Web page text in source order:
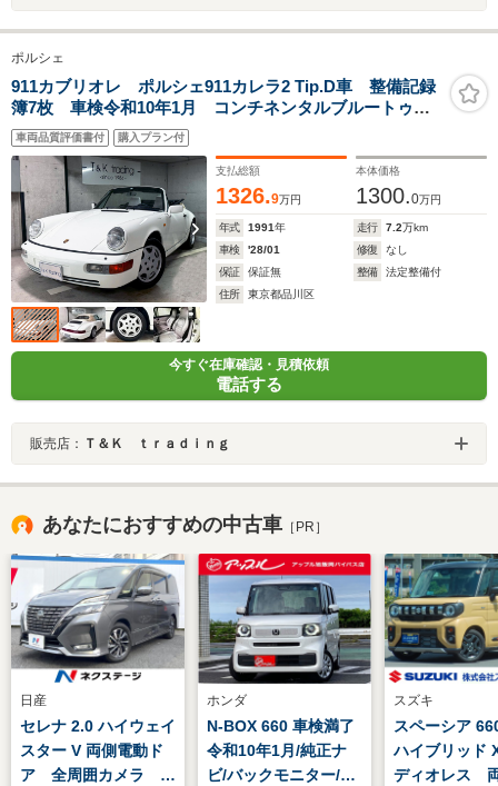
ポルシェ
911カブリオレ ポルシェ911カレラ2 Tip.D車 整備記録
簿7枚 車検令和10年1月 コンチネンタルブルートゥー
ス対応デッキ オンボードコンピューター 16インチカ
ップAW コンフォートシート 禁煙車
車両品質評価書付 購入プラン付
支払総額
1326.9万円
本体価格
1300.0万円
年式 1991年 走行 7.2万km
車検
'28/01 修復
なし
保証
保証無 整備
法定整備付
住所
東京都品川区
今すぐ在庫確認・見積依頼
電話する
販売店： Ｔ＆Ｋ ｔｒａｄｉｎｇ
あなたにおすすめの中古車 ［PR］
日産
セレナ 2.0 ハイウェイ
スター V 両側電動ド
ア 全周囲カメラ 衝
ホンダ
N-BOX 660 車検満了
令和10年1月/純正ナ
ビ/バックモニター/フ
スズキ
スペーシア
ハイブリッド
ディオレス